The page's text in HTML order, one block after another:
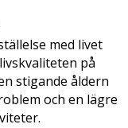
med livet
på
stigande åldern
och en lägre